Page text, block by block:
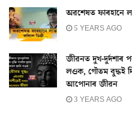
অৱশেষত ফাৰহানে
5 YEARS AGO
জীৱনত দুখ-দুৰ্দশাৰ
লওক, গৌতম বুদ্ধই
আপোনাৰ জীৱন
3 YEARS AGO